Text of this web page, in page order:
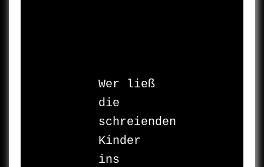
Wer ließ
die
schreienden
Kinder
ins